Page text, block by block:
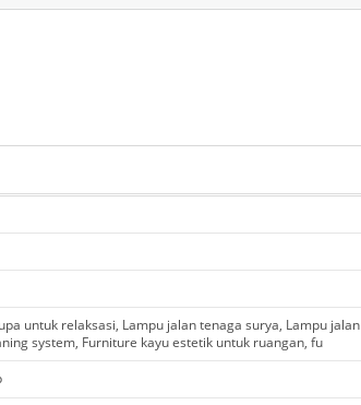
untuk relaksasi, Lampu jalan tenaga surya, Lampu jalan
system, Furniture kayu estetik untuk ruangan, fu